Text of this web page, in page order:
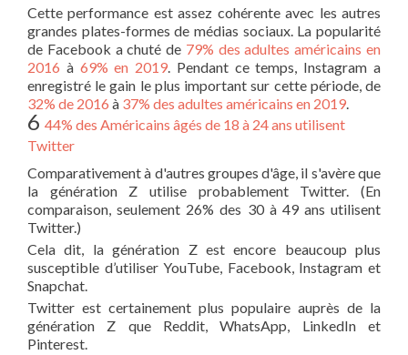
Cette performance est assez cohérente avec les autres
grandes plates-formes de médias sociaux. La popularité
de Facebook a chuté de 79% des adultes américains en
2016 à 69% en 2019. Pendant ce temps, Instagram a
enregistré le gain le plus important sur cette période, de
32% de 2016 à 37% des adultes américains en 2019.
6 44% des Américains âgés de 18 à 24 ans utilisent
Twitter
Comparativement à d'autres groupes d'âge, il s'avère que
la génération Z utilise probablement Twitter. (En
comparaison, seulement 26% des 30 à 49 ans utilisent
Twitter.)
Cela dit, la génération Z est encore beaucoup plus
susceptible d’utiliser YouTube, Facebook, Instagram et
Snapchat.
Twitter est certainement plus populaire auprès de la
génération Z que Reddit, WhatsApp, LinkedIn et
Pinterest.